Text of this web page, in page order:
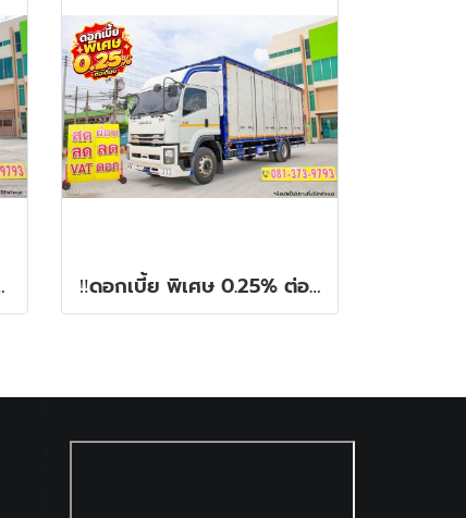
150 แรง ปี 2563 ‼️ดอกเบี้ย พิเศษ 0.25% ต่อเดือน‼️หกล้อตู้สิบบาน ISUZU FTR 240 แรง ปี 2565